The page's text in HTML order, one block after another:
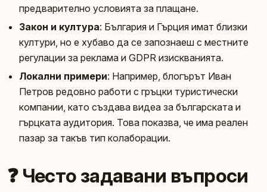
предварително условията за плащане.
Закон и култура: България и Гърция имат близки
култури, но е хубаво да се запознаеш с местните
регулации за реклама и GDPR изискванията.
Локални примери: Например, блогърът Иван
Петров редовно работи с гръцки туристически
компании, като създава видеа за българската и
гърцката аудитория. Това показва, че има реален
пазар за такъв тип колаборации.
❓ Често задавани въпроси